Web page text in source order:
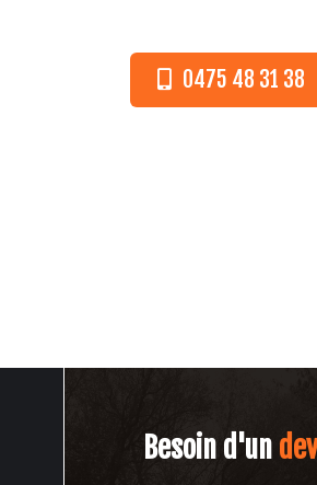
0475 48 31 38
Besoin d'un